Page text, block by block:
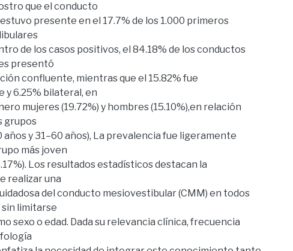
que el conducto
presente en el 17.7% de los 1.000 primeros
de los casos positivos, el 84.18% de los conductos
presentó
confluente, mientras que el 15.82% fue
y 6.25% bilateral, en
mujeres (19.72%) y hombres (15.10%),en relación
grupos
años y 31–60 años), La prevalencia fue ligeramente
más joven
Los resultados estadísticos destacan la
realizar una
del conducto mesiovestibular (CMM) en todos
limitarse
sexo o edad. Dada su relevancia clínica, frecuencia